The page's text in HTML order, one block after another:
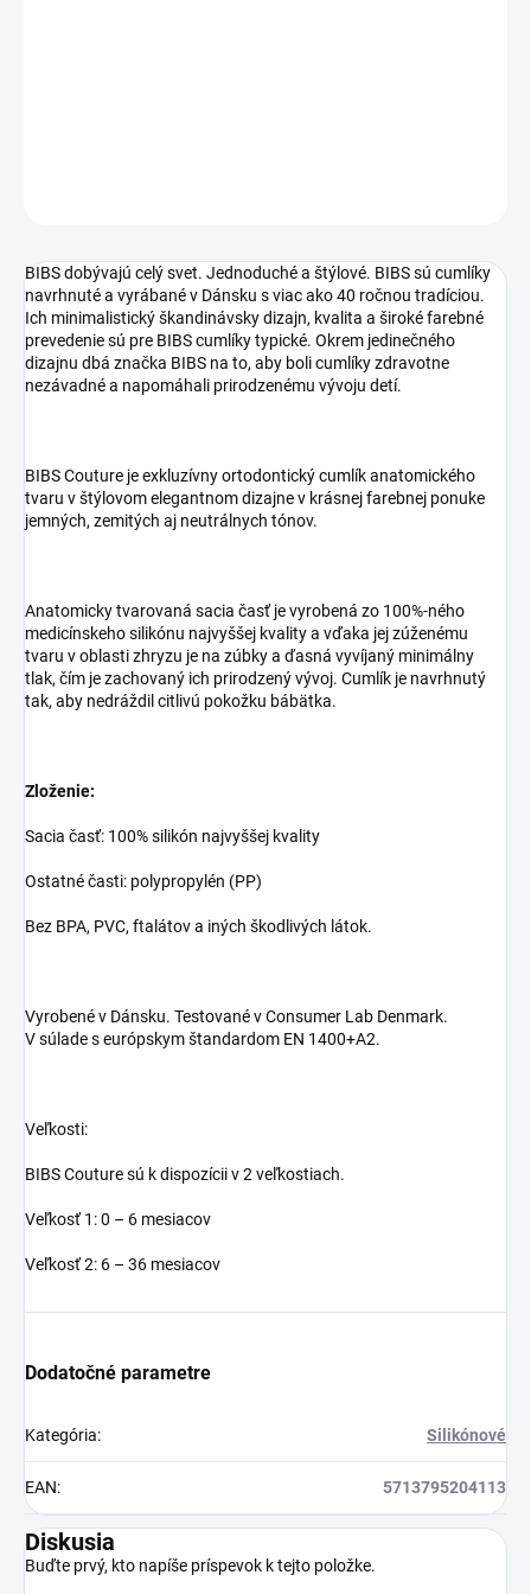
BIBS dobývajú celý svet. Jednoduché a štýlové. BIBS sú cumlíky
navrhnuté a vyrábané v Dánsku s viac ako 40 ročnou tradíciou.
Ich minimalistický škandinávsky dizajn, kvalita a široké farebné
prevedenie sú pre BIBS cumlíky typické. Okrem jedinečného
dizajnu dbá značka BIBS na to, aby boli cumlíky zdravotne
nezávadné a napomáhali prirodzenému vývoju detí.
BIBS Couture je exkluzívny ortodontický cumlík anatomického
tvaru v štýlovom elegantnom dizajne v krásnej farebnej ponuke
jemných, zemitých aj neutrálnych tónov.
Anatomicky tvarovaná sacia časť je vyrobená zo 100%-ného
medicínskeho silikónu najvyššej kvality a vďaka jej zúženému
tvaru v oblasti zhryzu je na zúbky a ďasná vyvíjaný minimálny
tlak, čím je zachovaný ich prirodzený vývoj. Cumlík je navrhnutý
tak, aby nedráždil citlivú pokožku bábätka.
Zloženie:
Sacia časť: 100% silikón najvyššej kvality
Ostatné časti: polypropylén (PP)
Bez BPA, PVC, ftalátov a iných škodlivých látok.
Vyrobené v Dánsku. Testované v Consumer Lab Denmark.
V súlade s európskym štandardom EN 1400+A2.
Veľkosti:
BIBS Couture sú k dispozícii v 2 veľkostiach.
Veľkosť 1: 0 – 6 mesiacov
Veľkosť 2: 6 – 36 mesiacov
Dodatočné parametre
Kategória: Silikónové
EAN: 5713795204113
Diskusia
Buďte prvý, kto napíše príspevok k tejto položke.